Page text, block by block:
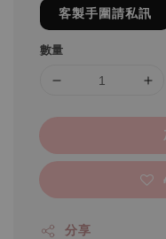
客製手圍請私訊
數量
分享